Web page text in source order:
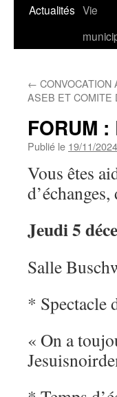
Aller
Actualités Vie
←
ASEB ET COMITE
FORUM
Publié le 19/11/2024
Vous êtes
Jeudi 5
Salle
* Spectacle
« On a